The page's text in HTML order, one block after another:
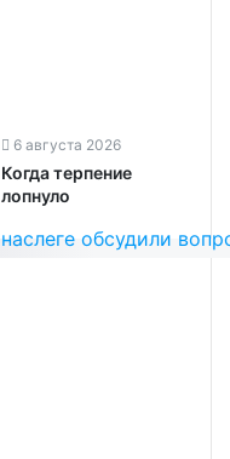
6 августа 2026
Когда терпение
лопнуло